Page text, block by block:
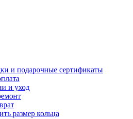
и подарочные сертификаты
и уход
размер кольца